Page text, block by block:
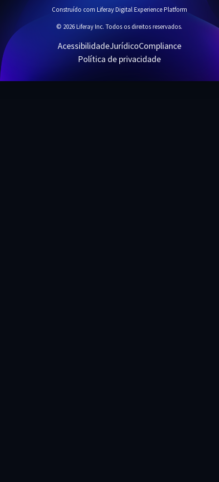
Construído com Liferay Digital Experience Platform
© 2026 Liferay Inc. Todos os direitos reservados.
AcessibilidadeJurídicoCompliance
Política de privacidade